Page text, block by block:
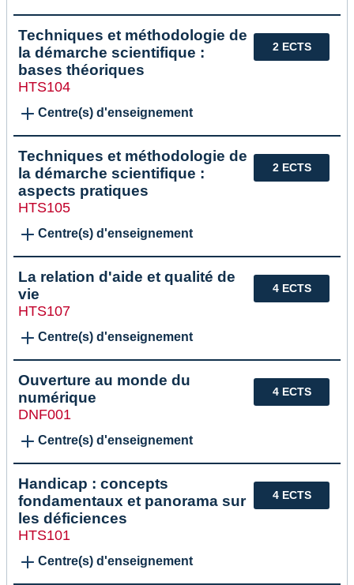
2 ECTS
Techniques et méthodologie de
la démarche scientifique :
bases théoriques
HTS104
Centre(s) d'enseignement
2 ECTS
Techniques et méthodologie de
la démarche scientifique :
aspects pratiques
HTS105
Centre(s) d'enseignement
4 ECTS
La relation d'aide et qualité de
vie
HTS107
Centre(s) d'enseignement
4 ECTS
Ouverture au monde du
numérique
DNF001
Centre(s) d'enseignement
4 ECTS
Handicap : concepts
fondamentaux et panorama sur
les déficiences
HTS101
Centre(s) d'enseignement